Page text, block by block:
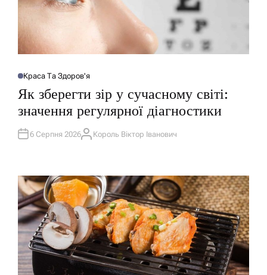
О
У
Л
І
У
В
Краса Та Здоров'я
Як зберегти зір у сучасному світі:
значення регулярної діагностики
6 Серпня 2026А
Король Віктор Іванович